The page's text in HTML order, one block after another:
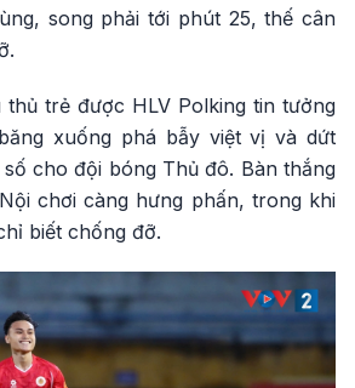
song phải tới phút 25, thế cân
trẻ được HLV Polking tin tưởng
xuống phá bẫy việt vị và dứt
cho đội bóng Thủ đô. Bàn thắng
chơi càng hưng phấn, trong khi
biết chống đỡ.